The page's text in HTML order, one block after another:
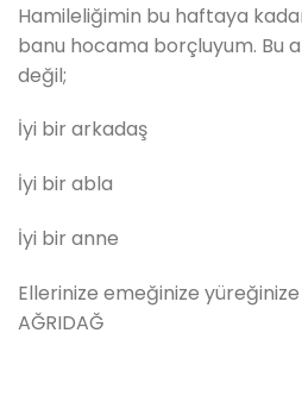
Hamileliğimin bu haftaya
banu hocama borçluyum. Bu
değil;
İyi bir arkadaş
İyi bir abla
İyi bir anne
Ellerinize emeğinize yüreğinize
AĞRIDAĞ